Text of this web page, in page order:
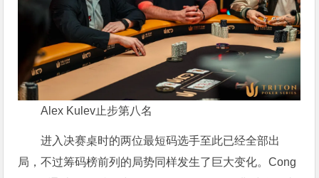
Alex Kulev止步第八名
进入决赛桌时的两位最短码选手至此已经全部出
局，不过筹码榜前列的局势同样发生了巨大变化。Cong